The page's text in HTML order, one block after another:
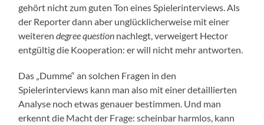
gehört nicht zum guten Ton eines Spielerinterviews. Als
der Reporter dann aber unglücklicherweise mit einer
weiterendegree question nachlegt, verweigert Hector
entgültig die Kooperation: er will nicht mehr antworten.
Das „Dumme“ an solchen Fragen in den
Spielerinterviews kann man also mit einer detaillierten
Analyse noch etwas genauer bestimmen. Und man
erkennt die Macht der Frage: scheinbar harmlos, kann